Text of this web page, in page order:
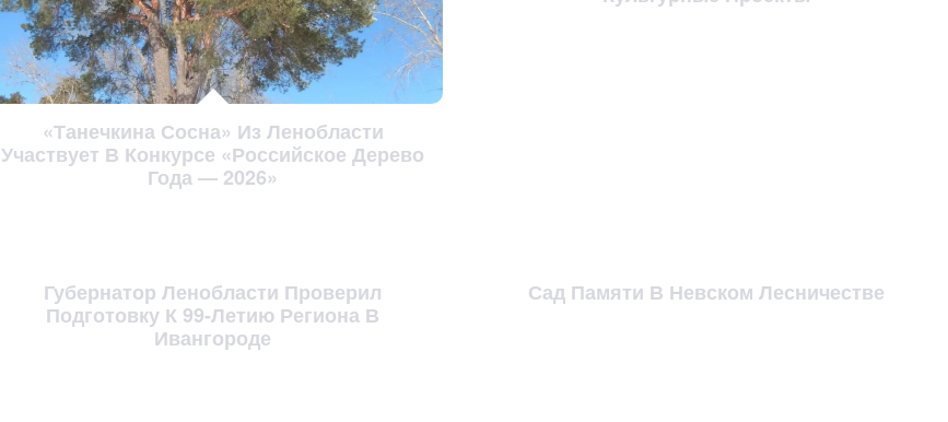
«Танечкина Сосна» Из Ленобласти
Участвует В Конкурсе «Российское Дерево
Года — 2026»
Губернатор Ленобласти Проверил
Подготовку К 99-Летию Региона В
Ивангороде
Сад Памяти В Невском Лесничестве